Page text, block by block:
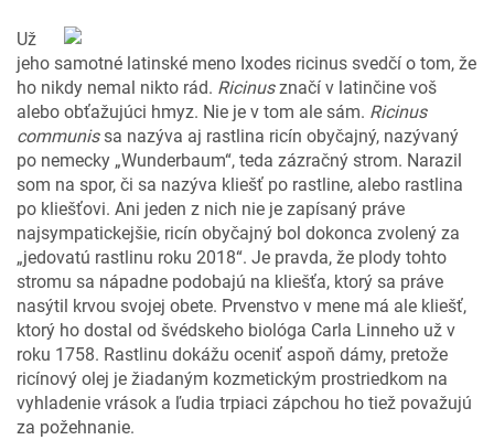
Už
jeho samotné latinské meno Ixodes ricinus svedčí o tom, že
ho nikdy nemal nikto rád. Ricinusznačí v latinčine voš
alebo obťažujúci hmyz. Nie je v tom ale sám. Ricinus
communissa nazýva aj rastlina ricín obyčajný, nazývaný
po nemecky „Wunderbaum“, teda zázračný strom. Narazil
som na spor, či sa nazýva kliešť po rastline, alebo rastlina
po kliešťovi. Ani jeden z nich nie je zapísaný práve
najsympatickejšie, ricín obyčajný bol dokonca zvolený za
„jedovatú rastlinu roku 2018“. Je pravda, že plody tohto
stromu sa nápadne podobajú na kliešťa, ktorý sa práve
nasýtil krvou svojej obete. Prvenstvo v mene má ale kliešť,
ktorý ho dostal od švédskeho biológa Carla Linneho už v
roku 1758. Rastlinu dokážu oceniť aspoň dámy, pretože
ricínový olej je žiadaným kozmetickým prostriedkom na
vyhladenie vrások a ľudia trpiaci zápchou ho tiež považujú
za požehnanie.